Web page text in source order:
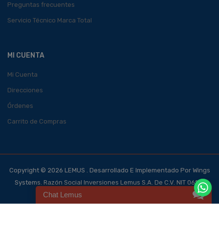
Preguntas frecuentes
Servicio Técnico Marca Total
MI CUENTA
Mi Cuenta
Direcciones
Órdenes
Carrito de Compras
Copyright © 2026 LEMUS . Desarrollado E Implementado Por Wings
Systems. Razón Social Inversiones Lemus S.A. De C.V. NIT 0614-
140700-101-4, NRC 123562-0
Chat Lemus